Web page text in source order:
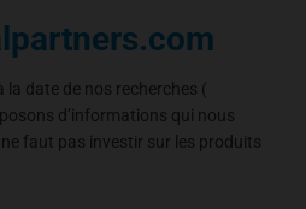
la date de nos recherches (
d’informations qui nous
faut pas investir sur les produits